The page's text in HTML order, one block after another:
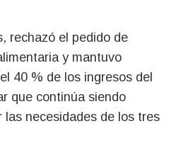
rechazó el pedido de
y mantuvo
40 % de los ingresos del
que continúa siendo
las necesidades de los tres